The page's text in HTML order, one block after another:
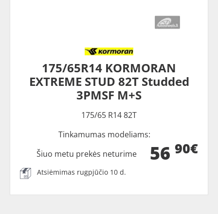
175/65R14 KORMORAN
EXTREME STUD 82T Studded
3PMSF M+S
175/65 R14 82T
Tinkamumas modeliams:
56 90€
Šiuo metu prekės neturime
Atsiėmimas rugpjūčio 10 d.